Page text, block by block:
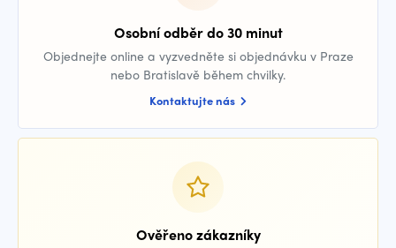
Osobní odběr do 30 minut
Objednejte online a vyzvedněte si objednávku v Praze
nebo Bratislavě během chvilky.
Kontaktujte nás
Ověřeno zákazníky